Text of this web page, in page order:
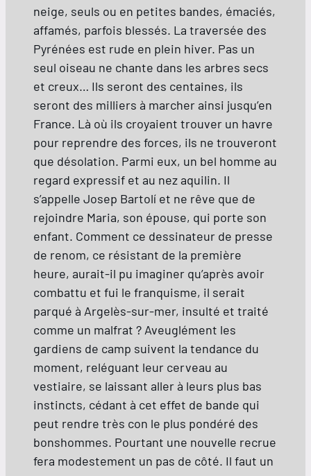
neige, seuls ou en petites bandes, émaciés,
affamés, parfois blessés. La traversée des
Pyrénées est rude en plein hiver. Pas un
seul oiseau ne chante dans les arbres secs
et creux… Ils seront des centaines, ils
seront des milliers à marcher ainsi jusqu’en
France. Là où ils croyaient trouver un havre
pour reprendre des forces, ils ne trouveront
que désolation. Parmi eux, un bel homme au
regard expressif et au nez aquilin. Il
s’appelle Josep Bartolí et ne rêve que de
rejoindre Maria, son épouse, qui porte son
enfant. Comment ce dessinateur de presse
de renom, ce résistant de la première
heure, aurait-il pu imaginer qu’après avoir
combattu et fui le franquisme, il serait
parqué à Argelès-sur-mer, insulté et traité
comme un malfrat ? Aveuglément les
gardiens de camp suivent la tendance du
moment, reléguant leur cerveau au
vestiaire, se laissant aller à leurs plus bas
instincts, cédant à cet effet de bande qui
peut rendre très con le plus pondéré des
bonshommes. Pourtant une nouvelle recrue
fera modestement un pas de côté. Il faut un